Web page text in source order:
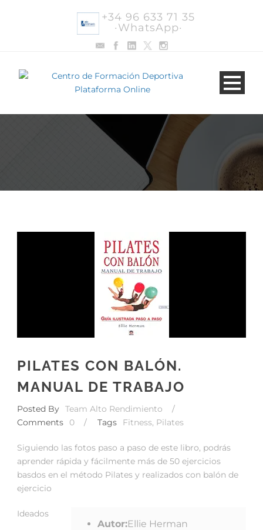
+34 96 633 71 35
·WhatsApp·
PILATES CON BALÓN.
MANUAL DE TRABAJO
Posted By Team Alto Rendimiento
/
Comments
0 / Tags Fitness, Pilates
Siguiendo las fotos paso a paso de este libro, podrás
aprender rápida y fácilmente más de 50 ejercicios
basdos en el método Pilates y realizados con balón de
ejercicio
Autor:Ellie Herman
Ideados